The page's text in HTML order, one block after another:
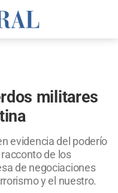
militares
evidencia del poderío
de los
de negociaciones
y el nuestro.